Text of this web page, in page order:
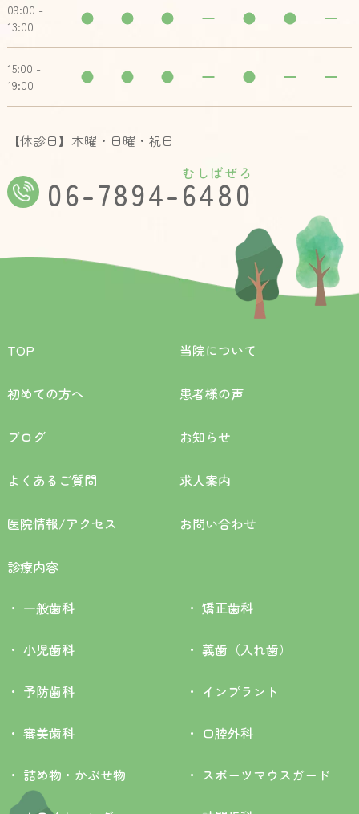
09:00 -
13:00
15:00 -
19:00
【休診日】木曜・日曜・祝日
06-7894-6480
むしばぜろ
TOP 当院について
初めての方へ 患者様の声
ブログ お知らせ
よくあるご質問 求人案内
医院情報/アクセス お問い合わせ
診療内容
一般歯科
小児歯科
予防歯科
審美歯科
詰め物・かぶせ物
矯正歯科
義歯（入れ歯）
インプラント
口腔外科
スポーツマウスガード